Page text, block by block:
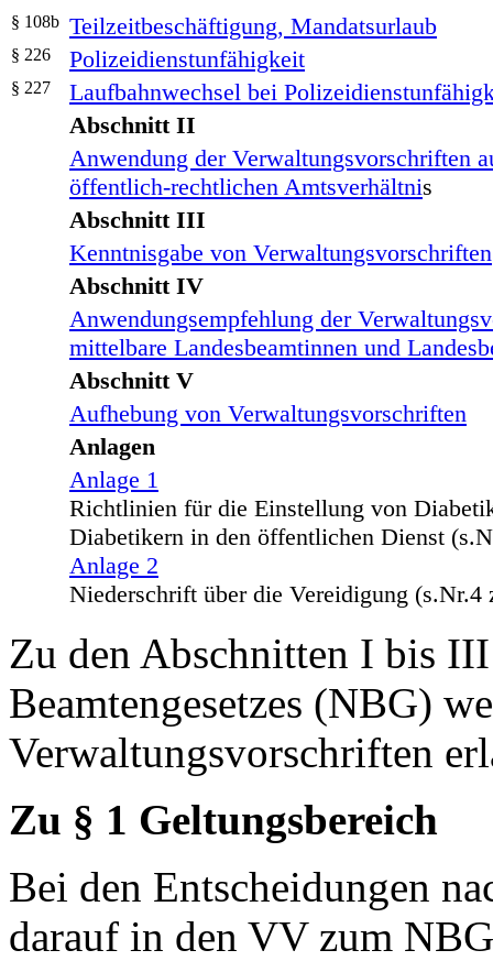
§ 108b Teilzeitbeschäftigung, Mandatsurlaub
§ 226 Polizeidienstunfähigkeit
§ 227
Laufbahnwechsel bei
Abschnitt II
Anwendung der Verwaltungsvorschriften
öffentlich-rechtlichen Amtsverhältnis
Abschnitt III
Kenntnisgabe von Verwaltungsvorschriften
Abschnitt IV
Anwendungsempfehlung der
mittelbare Landesbeamtinnen und
Abschnitt V
Aufhebung von Verwaltungsvorschriften
Anlagen
Anlage 1
Richtlinien für die Einstellung von
Diabetikern in den öffentlichen Dienst
Anlage 2
Niederschrift über die Vereidigung (s.Nr.4
Zu den Abschnitten I bis
Beamtengesetzes (NBG)
Verwaltungsvorschriften
Zu § 1 Geltungsbereich
Bei den Entscheidungen
darauf in den VV zum